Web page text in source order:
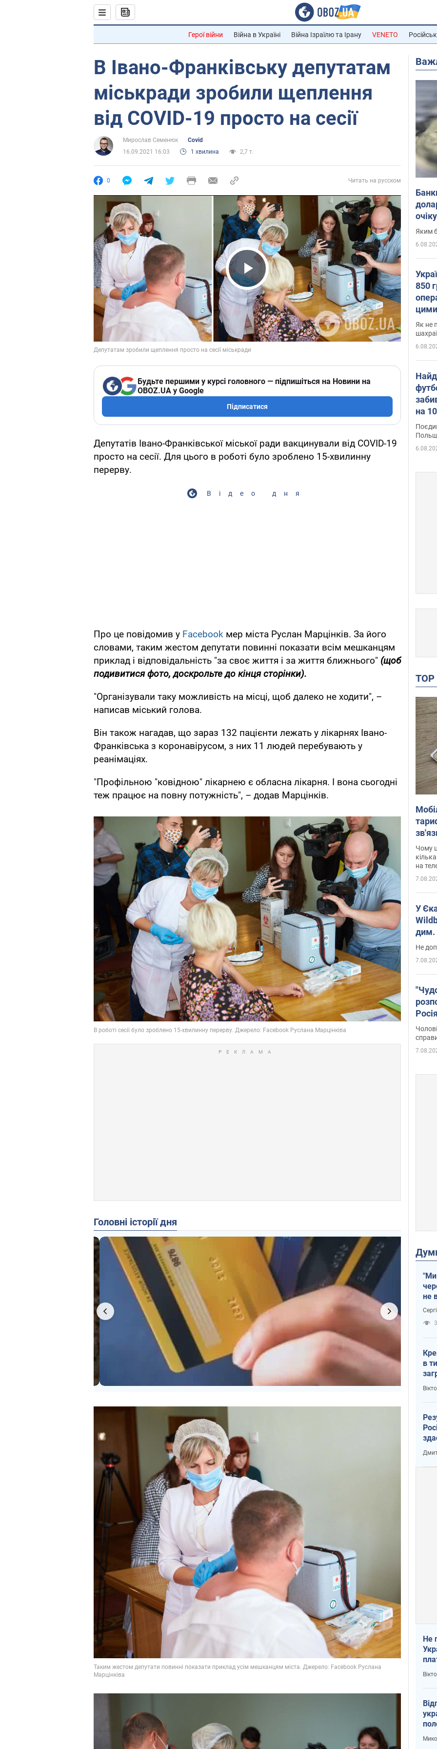
Герої війни Війна в Україні Війна Ізраїлю та Ірану VENETO
В Івано-Франківську депутатам
міськради зробили щеплення
від COVID-19 просто на сесії
Мирослав Семенюк
Covid
16.09.2021 16:03
1 хвилина 2,7 т.
0 Читать на русском
Play Video
Будьте першими у курсі головного — підпишіться на Новини на
OBOZ.UA у Google
Підписатися
Депутатів Івано-Франківської міської ради вакцинували від COVID-19
просто на сесії. Для цього в роботі було зроблено 15-хвилинну
перерву.
Відео дня
Про це повідомив у Facebook мер міста Руслан Марцінків. За його
словами, таким жестом депутати повинні показати всім мешканцям
приклад і відповідальність "за своє життя і за життя ближнього" (щоб
подивитися фото, доскрольте до кінця сторінки).
"Організували таку можливість на місці, щоб далеко не ходити", –
написав міський голова.
Він також нагадав, що зараз 132 пацієнти лежать у лікарнях Івано-
Франківська з коронавірусом, з них 11 людей перебувають у
реанімаціях.
"Профільною "ковідною" лікарнею є обласна лікарня. І вона сьогодні
теж працює на повну потужність", – додав Марцінків.
Головні історії дня
Яким
850
Як не
на
Відео
Чому
на
У
дим.
Не
Фото
"Ми
не
в
Не